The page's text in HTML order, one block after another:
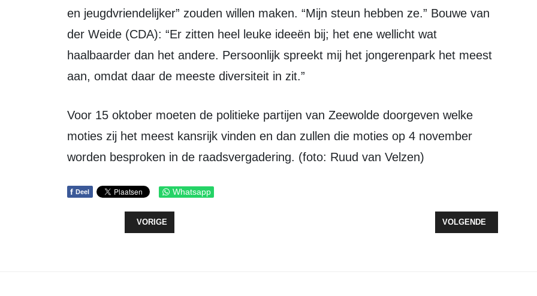
en jeugdvriendelijker” zouden willen maken. “Mijn steun hebben ze.” Bouwe van
der Weide (CDA): “Er zitten heel leuke ideeën bij; het ene wellicht wat
haalbaarder dan het andere. Persoonlijk spreekt mij het jongerenpark het meest
aan, omdat daar de meeste diversiteit in zit.”
Voor 15 oktober moeten de politieke partijen van Zeewolde doorgeven welke
moties zij het meest kansrijk vinden en dan zullen die moties op 4 november
worden besproken in de raadsvergadering. (foto: Ruud van Velzen)
f Deel Whatsapp
VORIG ARTIKEL: OP BEZOEK BIJ WINDPARK ZEEWOLDE
VORIGE VOLGENDE ARTIKEL:
VOLGENDE